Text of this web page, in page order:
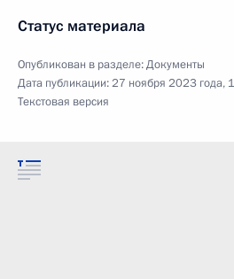
Статус материала
Опубликован в разделе:Документы
Дата публикации:27 ноября 2023 года,
Текстовая версия